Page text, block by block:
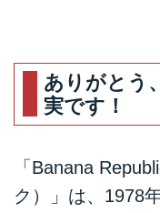
ありがとう
実です！
「Banana
ク）」は、1978